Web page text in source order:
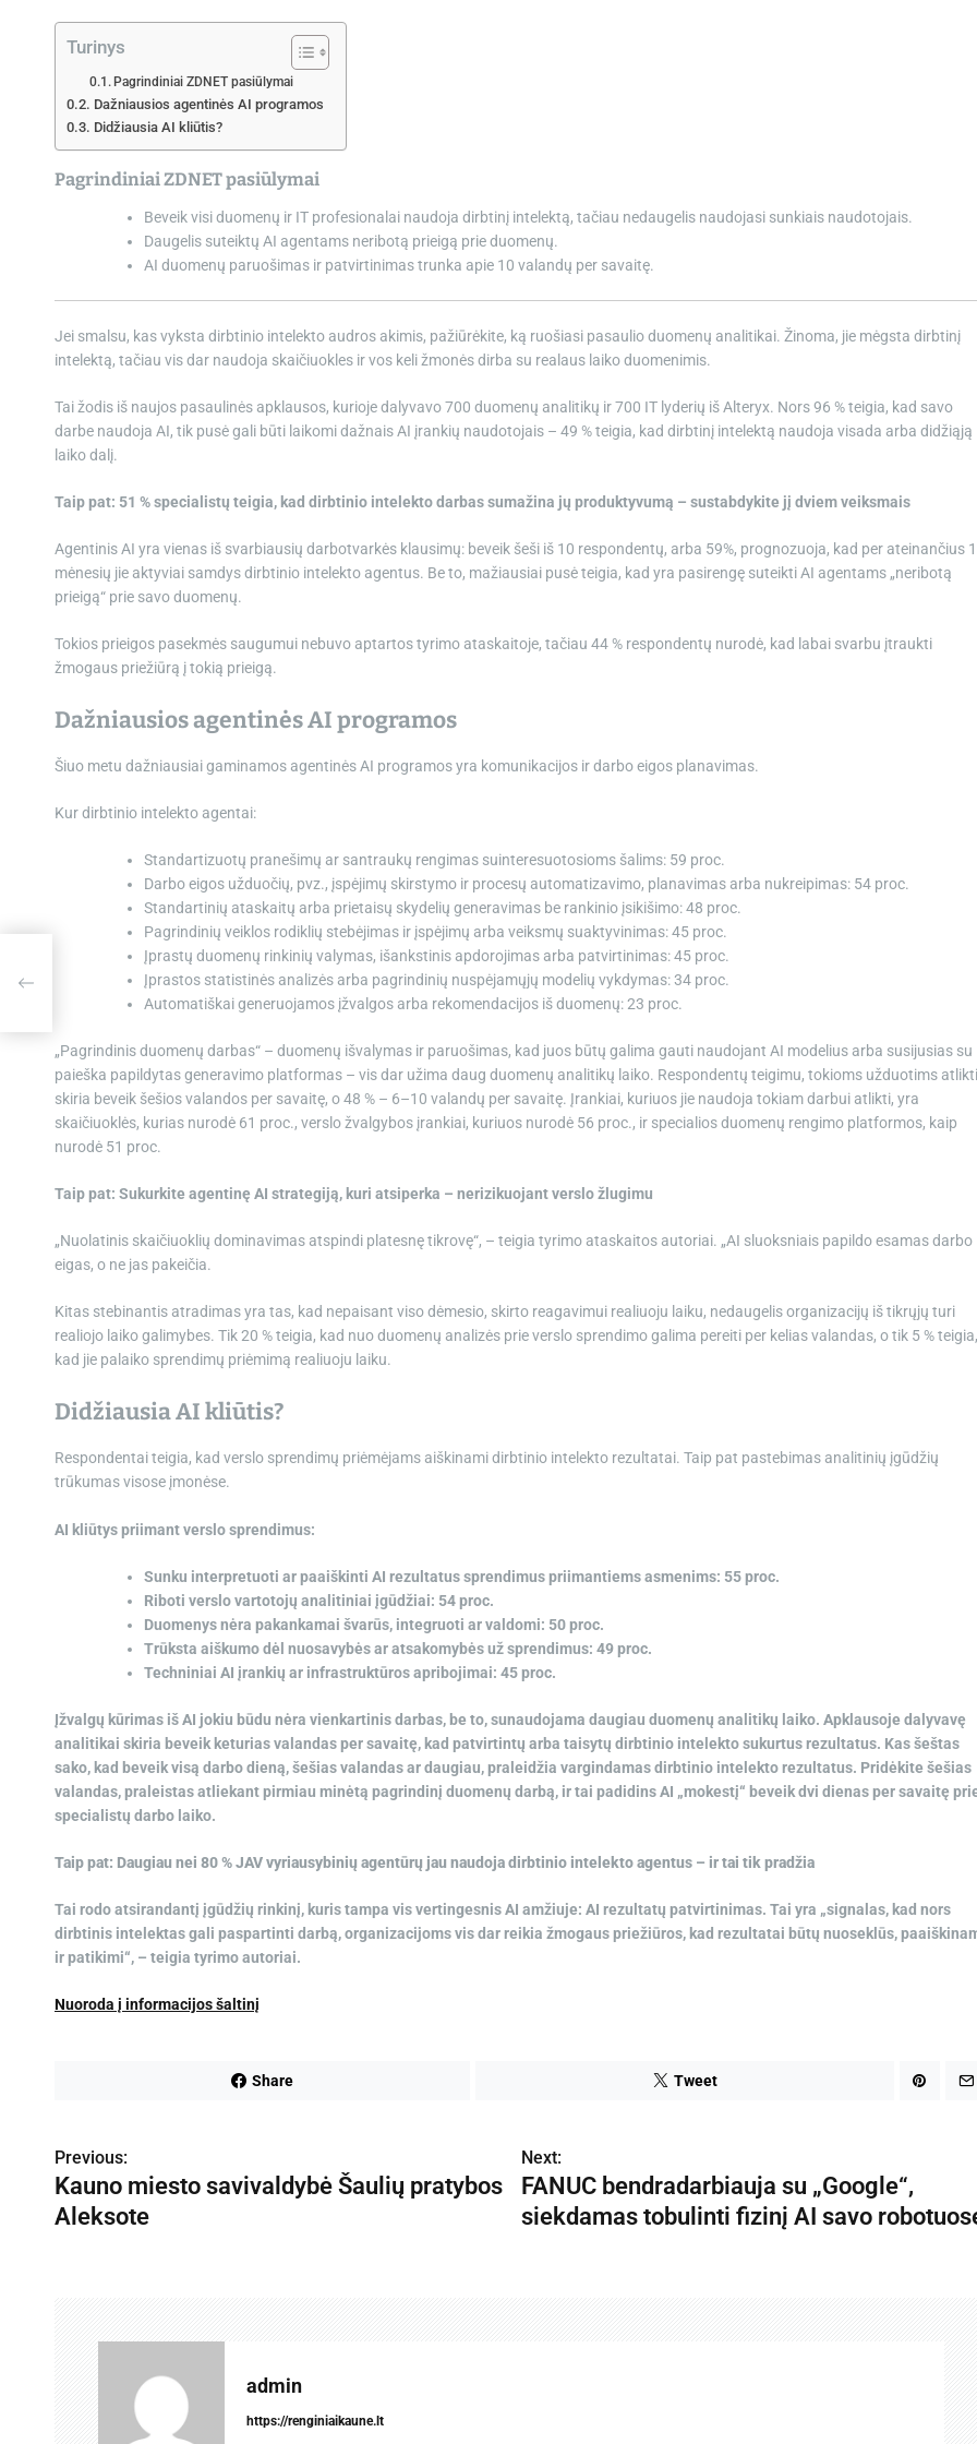
Turinys
Pagrindiniai ZDNET pasiūlymai
Dažniausios agentinės AI programos
Didžiausia AI kliūtis?
Pagrindiniai ZDNET pasiūlymai
Beveik visi duomenų ir IT profesionalai naudoja dirbtinį intelektą, tačiau nedaugelis naudojasi sunkiais naudotojais.
Daugelis suteiktų AI agentams neribotą prieigą prie duomenų.
AI duomenų paruošimas ir patvirtinimas trunka apie 10 valandų per savaitę.
Jei smalsu, kas vyksta dirbtinio intelekto audros akimis, pažiūrėkite, ką ruošiasi pasaulio duomenų analitikai. Žinoma, jie mėgsta dirbtinį
intelektą, tačiau vis dar naudoja skaičiuokles ir vos keli žmonės dirba su realaus laiko duomenimis.
Tai žodis iš naujos pasaulinės apklausos, kurioje dalyvavo 700 duomenų analitikų ir 700 IT lyderių iš Alteryx. Nors 96 % teigia, kad savo
darbe naudoja AI, tik pusė gali būti laikomi dažnais AI įrankių naudotojais – 49 % teigia, kad dirbtinį intelektą naudoja visada arba didžiąją
laiko dalį.
Taip pat: 51 % specialistų teigia, kad dirbtinio intelekto darbas sumažina jų produktyvumą – sustabdykite jį dviem veiksmais
Agentinis AI yra vienas iš svarbiausių darbotvarkės klausimų: beveik šeši iš 10 respondentų, arba 59%, prognozuoja, kad per ateinančius
mėnesių jie aktyviai samdys dirbtinio intelekto agentus. Be to, mažiausiai pusė teigia, kad yra pasirengę suteikti AI agentams „neribotą
prieigą“ prie savo duomenų.
Tokios prieigos pasekmės saugumui nebuvo aptartos tyrimo ataskaitoje, tačiau 44 % respondentų nurodė, kad labai svarbu įtraukti
žmogaus priežiūrą į tokią prieigą.
Dažniausios agentinės AI programos
Šiuo metu dažniausiai gaminamos agentinės AI programos yra komunikacijos ir darbo eigos planavimas.
Kur dirbtinio intelekto agentai:
Standartizuotų pranešimų ar santraukų rengimas suinteresuotosioms šalims: 59 proc.
Darbo eigos užduočių, pvz., įspėjimų skirstymo ir procesų automatizavimo, planavimas arba nukreipimas: 54 proc.
Standartinių ataskaitų arba prietaisų skydelių generavimas be rankinio įsikišimo: 48 proc.
Pagrindinių veiklos rodiklių stebėjimas ir įspėjimų arba veiksmų suaktyvinimas: 45 proc.
Įprastų duomenų rinkinių valymas, išankstinis apdorojimas arba patvirtinimas: 45 proc.
Įprastos statistinės analizės arba pagrindinių nuspėjamųjų modelių vykdymas: 34 proc.
Automatiškai generuojamos įžvalgos arba rekomendacijos iš duomenų: 23 proc.
„Pagrindinis duomenų darbas“ – duomenų išvalymas ir paruošimas, kad juos būtų galima gauti naudojant AI modelius arba susijusias su
paieška papildytas generavimo platformas – vis dar užima daug duomenų analitikų laiko. Respondentų teigimu, tokioms užduotims atlikti
skiria beveik šešios valandos per savaitę, o 48 % – 6–10 valandų per savaitę. Įrankiai, kuriuos jie naudoja tokiam darbui atlikti, yra
skaičiuoklės, kurias nurodė 61 proc., verslo žvalgybos įrankiai, kuriuos nurodė 56 proc., ir specialios duomenų rengimo platformos, kaip
nurodė 51 proc.
Taip pat: Sukurkite agentinę AI strategiją, kuri atsiperka – nerizikuojant verslo žlugimu
„Nuolatinis skaičiuoklių dominavimas atspindi platesnę tikrovę“, – teigia tyrimo ataskaitos autoriai. „AI sluoksniais papildo esamas darbo
eigas, o ne jas pakeičia.
Kitas stebinantis atradimas yra tas, kad nepaisant viso dėmesio, skirto reagavimui realiuoju laiku, nedaugelis organizacijų iš tikrųjų turi
realiojo laiko galimybes. Tik 20 % teigia, kad nuo duomenų analizės prie verslo sprendimo galima pereiti per kelias valandas, o tik 5 % teigia,
kad jie palaiko sprendimų priėmimą realiuoju laiku.
Didžiausia AI kliūtis?
Respondentai teigia, kad verslo sprendimų priėmėjams aiškinami dirbtinio intelekto rezultatai. Taip pat pastebimas analitinių įgūdžių
trūkumas visose įmonėse.
AI kliūtys priimant verslo sprendimus:
Sunku interpretuoti ar paaiškinti AI rezultatus sprendimus priimantiems asmenims: 55 proc.
Riboti verslo vartotojų analitiniai įgūdžiai: 54 proc.
Duomenys nėra pakankamai švarūs, integruoti ar valdomi: 50 proc.
Trūksta aiškumo dėl nuosavybės ar atsakomybės už sprendimus: 49 proc.
Techniniai AI įrankių ar infrastruktūros apribojimai: 45 proc.
Įžvalgų kūrimas iš AI jokiu būdu nėra vienkartinis darbas, be to, sunaudojama daugiau duomenų analitikų laiko. Apklausoje dalyvavę
analitikai skiria beveik keturias valandas per savaitę, kad patvirtintų arba taisytų dirbtinio intelekto sukurtus rezultatus. Kas šeštas
sako, kad beveik visą darbo dieną, šešias valandas ar daugiau, praleidžia vargindamas dirbtinio intelekto rezultatus. Pridėkite šešias
valandas, praleistas atliekant pirmiau minėtą pagrindinį duomenų darbą, ir tai padidins AI „mokestį“ beveik dvi dienas per savaitę
specialistų darbo laiko.
Taip pat: Daugiau nei 80 % JAV vyriausybinių agentūrų jau naudoja dirbtinio intelekto agentus – ir tai tik pradžia
Tai rodo atsirandantį įgūdžių rinkinį, kuris tampa vis vertingesnis AI amžiuje: AI rezultatų patvirtinimas. Tai yra „signalas, kad nors
dirbtinis intelektas gali paspartinti darbą, organizacijoms vis dar reikia žmogaus priežiūros, kad rezultatai būtų nuoseklūs,
ir patikimi“, – teigia tyrimo autoriai.
Nuoroda į informacijos šaltinį
Share Tweet
N
a
Previous:
Kauno miesto savivaldybė Šaulių pratybos
Aleksote
Next:
FANUC bendradarbiauja su „Google“,
siekdamas tobulinti fizinį AI savo
admin
https://renginiaikaune.lt